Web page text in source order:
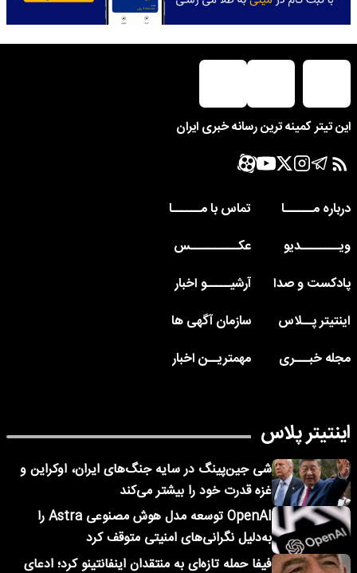
این تیتر کمینه ترین رسانه خبری ایران
درباره مــــــا
تماس با مــــــا
ویــــــــدیو
عکــــــــــس
پادکست و صدا
آرشیـــــو اخبار
اینتیتر پــلاس
سازمان آگهی ها
مجله خبـــری
مهمتریــن اخبار
اینتیتر پلاس
شی جین‌پینگ در سایه جنگ‌های ایران، اوکراین و
غزه قدرت خود را بیشتر می‌کند
OpenAI توسعه مدل هوش مصنوعی Astra را
به‌دلیل نگرانی‌های امنیتی متوقف کرد
فیفا حمله تازه‌ای به منتقدان اینفانتینو کرد؛ ادعای